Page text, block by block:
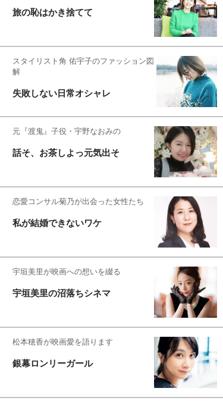
旅の恥はかき捨てて
スタイリスト角 佑宇子のファッション図
解
失敗しない日常オシャレ
元『渡鬼』子役・宇野なおみの
話そ、お茶しよっ元気出そ
恋愛コンサル菊乃が出会った女性たち
私が結婚できないワケ
宇垣美里が映画への想いを綴る
宇垣美里の沼落ちシネマ
松本穂香が映画愛を語ります
銀幕ロンリーガール